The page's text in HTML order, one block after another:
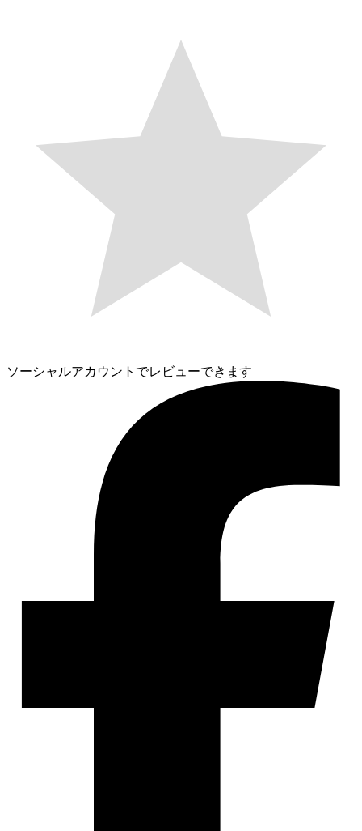
ソーシャルアカウントでレビューできます